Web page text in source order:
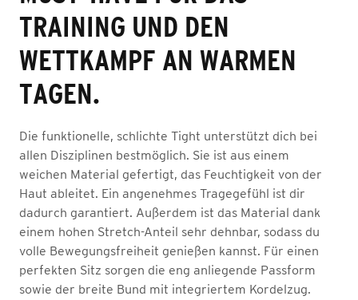
TRAINING UND DEN
WETTKAMPF AN WARMEN
TAGEN.
Die funktionelle, schlichte Tight unterstützt dich bei
allen Disziplinen bestmöglich. Sie ist aus einem
weichen Material gefertigt, das Feuchtigkeit von der
Haut ableitet. Ein angenehmes Tragegefühl ist dir
dadurch garantiert. Außerdem ist das Material dank
einem hohen Stretch-Anteil sehr dehnbar, sodass du
volle Bewegungsfreiheit genießen kannst. Für einen
perfekten Sitz sorgen die eng anliegende Passform
sowie der breite Bund mit integriertem Kordelzug.